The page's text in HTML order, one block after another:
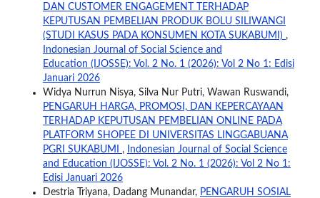
DAN CUSTOMER ENGAGEMENT TERHADAP
KEPUTUSAN PEMBELIAN PRODUK BOLU SILIWANGI
(STUDI KASUS PADA KONSUMEN KOTA SUKABUMI) ,
Indonesian Journal of Social Science and
Education (IJOSSE): Vol. 2 No. 1 (2026): Vol 2 No 1: Edisi
Januari 2026
Widya Nurrun Nisya, Silva Nur Putri, Wawan Ruswandi,
PENGARUH HARGA, PROMOSI, DAN KEPERCAYAAN
TERHADAP KEPUTUSAN PEMBELIAN ONLINE PADA
PLATFORM SHOPEE DI UNIVERSITAS LINGGABUANA
PGRI SUKABUMI ,
Indonesian Journal of Social Science
and Education (IJOSSE): Vol. 2 No. 1 (2026): Vol 2 No 1:
Edisi Januari 2026
Destria Triyana, Dadang Munandar, PENGARUH SOSIAL